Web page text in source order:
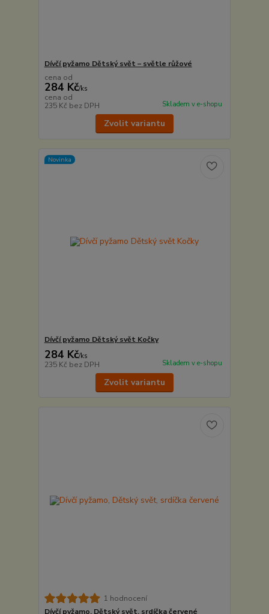
Dívčí pyžamo Dětský svět – světle růžové
cena od
284 Kč/ks
cena od
235 Kč bez DPH Skladem v e-shopu
Zvolit variantu
Novinka
Dívčí pyžamo Dětský svět Kočky
284 Kč/ks
235 Kč bez DPH Skladem v e-shopu
Zvolit variantu
1 hodnocení
Dívčí pyžamo, Dětský svět, srdíčka červené